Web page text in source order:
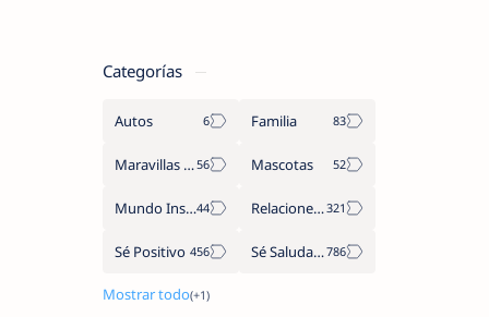
Categorías
Autos Familia
Maravillas del Mundo Mascotas
Mundo Insólito Relaciones de Parejas
Sé Positivo Sé Saludable